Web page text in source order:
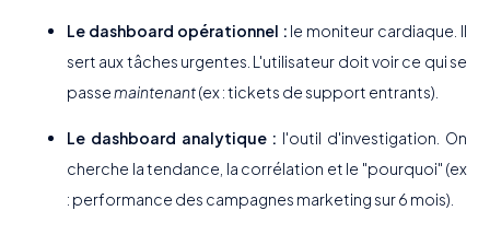
Le dashboard opérationnel : le moniteur cardiaque. Il
sert aux tâches urgentes. L'utilisateur doit voir ce qui se
passemaintenant(ex : tickets de support entrants).
Le dashboard analytique : l'outil d'investigation. On
cherche la tendance, la corrélation et le "pourquoi" (ex
: performance des campagnes marketing sur 6 mois).